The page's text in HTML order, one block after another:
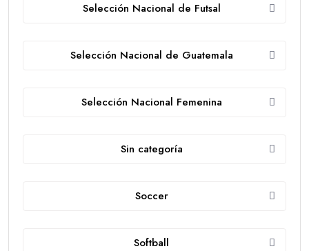
Selección Nacional de Futsal
Selección Nacional de Guatemala
Selección Nacional Femenina
Sin categoría
Soccer
Softball